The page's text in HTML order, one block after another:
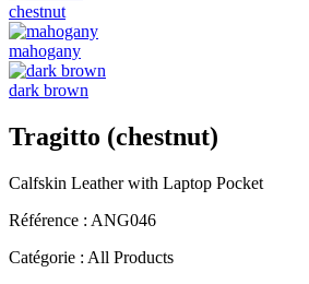
chestnut
mahogany
dark brown
Tragitto (chestnut)
Calfskin Leather with Laptop Pocket
Référence : ANG046
Catégorie : All Products